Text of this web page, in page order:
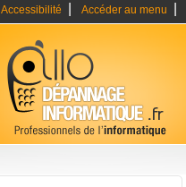
Accessibilité Accéder au menu